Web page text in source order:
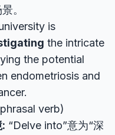
。
is
the intricate
the potential
endometriosis and
verb)
“Delve into”意为“深